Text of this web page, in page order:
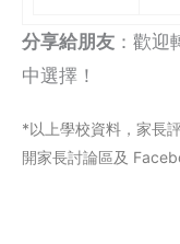
分享給朋友 ：歡
中選擇！
*以上學校資料，家長
開家長討論區及